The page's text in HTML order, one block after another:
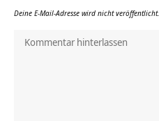
Deine E-Mail-Adresse wird nicht veröffentlicht.